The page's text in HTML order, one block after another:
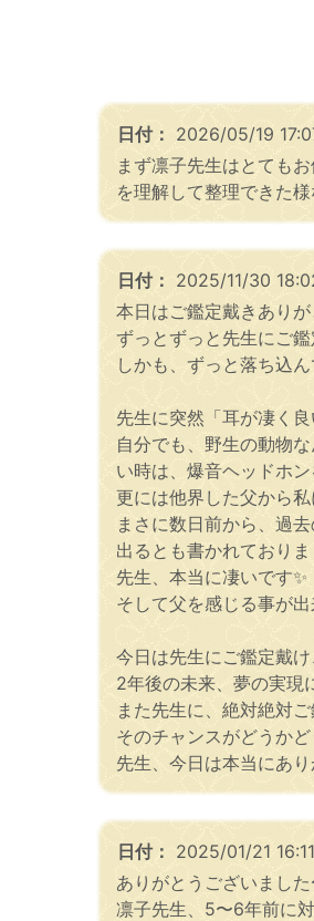
日付： 2026/05/19
まず凛子先生はとても
を理解して整理できた
日付： 2025/11/30
本日はご鑑定戴きあり
ずっとずっと先生にご
しかも、ずっと落ち込
先生に突然「耳が凄く
自分でも、野生の動物
い時は、爆音ヘッドホ
更には他界した父から
まさに数日前から、過
出るとも書かれており
先生、本当に凄いです✨
そして父を感じる事が
今日は先生にご鑑定戴け
2年後の未来、夢の実現
また先生に、絶対絶対
そのチャンスがどうか
先生、今日は本当にあり
日付： 2025/01/21 16:11
ありがとうございました
凛子先生、5〜6年前に